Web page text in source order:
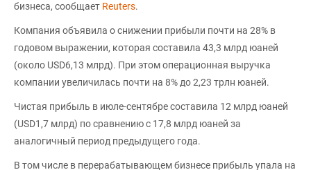
бизнеса, сообщает Reuters.
Компания объявила о снижении прибыли почти на 28% в
годовом выражении, которая составила 43,3 млрд юаней
(около USD6,13 млрд). При этом операционная выручка
компании увеличилась почти на 8% до 2,23 трлн юаней.
Чистая прибыль в июле-сентябре составила 12 млрд юаней
(USD1,7 млрд) по сравнению с 17,8 млрд юаней за
аналогичный период предыдущего года.
В том числе в перерабатывающем бизнесе прибыль упала на